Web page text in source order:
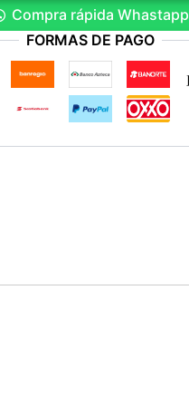
Compra rápida Whastapp
FORMAS DE PAGO